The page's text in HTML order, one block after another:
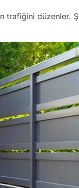
trafiğini düzenler.